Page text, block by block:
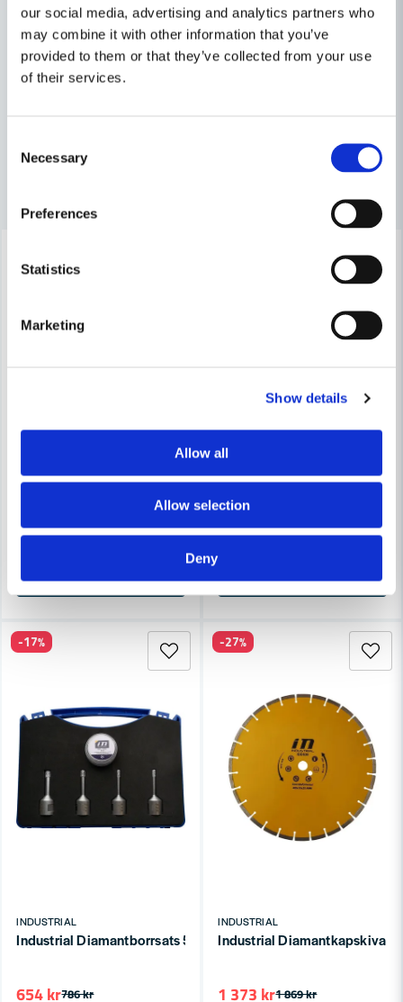
our social media, advertising and analytics partners who
may combine it with other information that you’ve
provided to them or that they’ve collected from your use
of their services.
Selection
Necessary
Preferences
Statistics
Marketing
Show details
Allow all
Allow selection
Deny
Diameter (mm) 160
name
Namn
Ja, ni får publicera min fråga
Roland
för 11 månader sedan
Relaterade kategorier
Cirkelsågsklingor
Såga & Hyvla
210 kr
Köp
INDUSTRIAL
161 kr
Köp
INDUSTRIAL
Industrial Diamantborrsats 5-delar 6-10mm M14
786 kr
654 kr
-17%
INDUSTRIAL
Industrial Diamantkapskiva
1 869 kr
1 373 kr
-27%